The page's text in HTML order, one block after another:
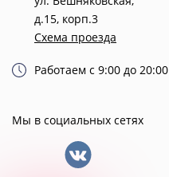
д.15, корп.3
Схема проезда
Работаем с 9:00 до 20:00
Мы в социальных сетях